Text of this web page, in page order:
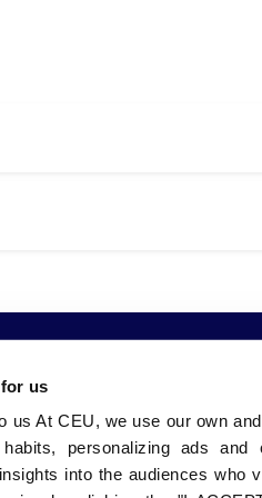
us
us At CEU, we use our own
personalizing ads
into the audiences who
Grados
Comunidad
CEU Emplea
Alumni